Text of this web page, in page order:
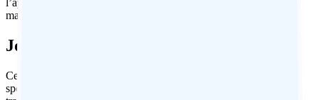
l’après-midi, visitez le palais Jai Vilas voisin, qui est toujours la
maison ancestrale de la famille royale Scindia.
Jour 13 : De Gwalior à Agra (120 km)
Ce matin, montez au-dessus de la ville jusqu’au fort
spectaculairement situé. Au fil des siècles, le fort de Gwalior a été